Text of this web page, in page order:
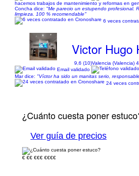
hacemos trabajos de mantenimiento y reformas en
Concha dice: "Me parecio un estupendo profesional.
limpieza. 100 % recomendable"
6 veces
Victor Hugo
9,6 (10)Valencia (Valencia)
Email validado
Mar dice: "Víctor ha sido un manitas serio,
24 veces
¿Cuánto cuesta poner
Ver guía de precios
€ €€ €€€ €€€€